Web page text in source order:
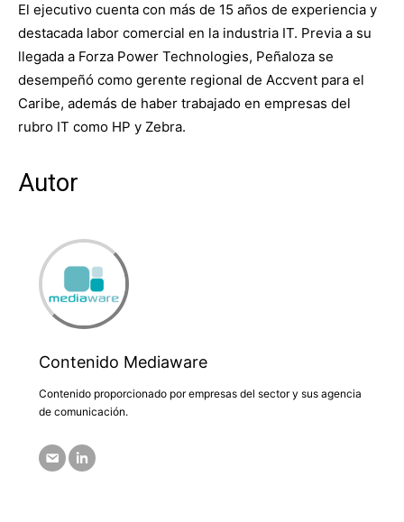
El ejecutivo cuenta con más de 15 años de experiencia y
destacada labor comercial en la industria IT. Previa a su
llegada a Forza Power Technologies, Peñaloza se
desempeñó como gerente regional de Accvent para el
Caribe, además de haber trabajado en empresas del
rubro IT como HP y Zebra.
Autor
Contenido Mediaware
Contenido proporcionado por empresas del sector y sus agencia
de comunicación.